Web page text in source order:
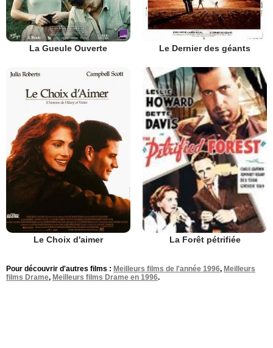
La Gueule Ouverte Le Dernier des géants
Le Choix d'aimer La Forêt pétrifiée
Pour découvrir d'autres films : Meilleurs films de l'année 1996, Meilleurs
films Drame, Meilleurs films Drame en 1996.